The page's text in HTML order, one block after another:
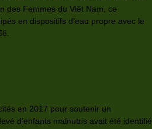
des Femmes du Viêt Nam, ce
en dispositifs d’eau propre avec le
en 2017 pour soutenir un
d’enfants malnutris avait été identifié